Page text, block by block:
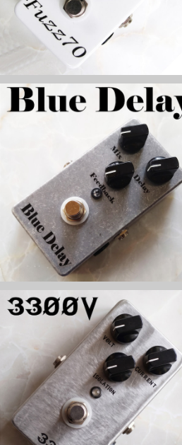
Blue Delayディレイキット【BASIC
KIT】
¥6,800
3300Vオーバードライブキット【BAS
IC KIT】
¥6,200